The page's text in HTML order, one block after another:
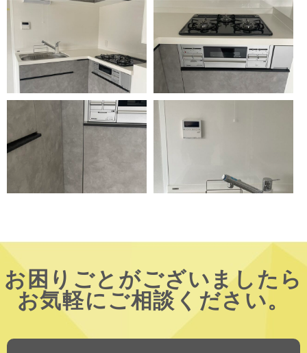
お困りごとがございましたら
お気軽にご相談ください。